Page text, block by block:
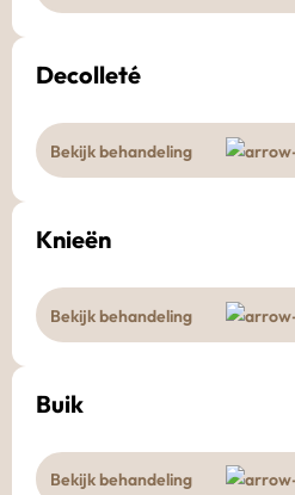
Decolleté
Bekijk behandeling
Knieën
Bekijk behandeling
Buik
Bekijk behandeling